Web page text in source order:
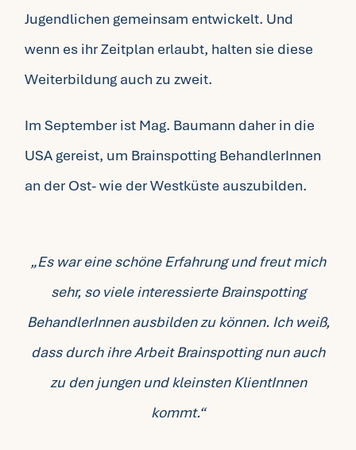
Team
Fragen FAQ
Mein Account
Jugendlichen gemeinsam entwickelt. Und
wenn es ihr Zeitplan erlaubt, halten sie diese
Weiterbildung auch zu zweit.
Im September ist Mag. Baumann daher in die
USA gereist, um Brainspotting BehandlerInnen
an der Ost- wie der Westküste auszubilden.
„Es war eine schöne Erfahrung und freut mich
sehr, so viele interessierte Brainspotting
BehandlerInnen ausbilden zu können. Ich weiß,
dass durch ihre Arbeit Brainspotting nun auch
zu den jungen und kleinsten KlientInnen
kommt.“